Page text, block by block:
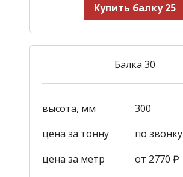
Купить балку 25
Балка 30
высота, мм
300
цена за тонну
по звонку
цена за метр
от 2770 ₽